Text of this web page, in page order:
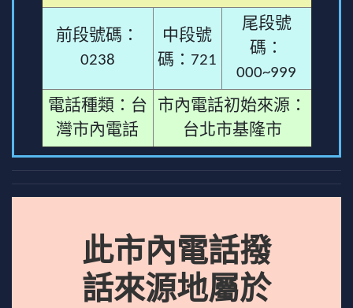
前段號碼：
0238
中段號
碼：721
尾段號
碼：
000~999
電話種類：台
灣市內電話
市內電話初始來源：
台北市基隆市
此市內電話撥
話來源地屬於